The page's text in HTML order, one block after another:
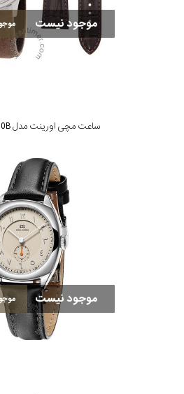
موجود نیست
ساعت مچی اورینت مدل RA-AC0027S30B
موجود نیست